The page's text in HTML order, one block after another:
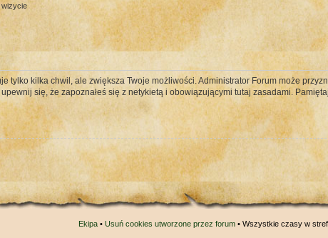
tylko kilka chwil, ale zwiększa Twoje możliwości. Administrator Forum może
się, że zapoznałeś się z netykietą i obowiązującymi tutaj zasadami.
Ekipa• Usuń cookies utworzone przez forum• Wszystkie czasy w